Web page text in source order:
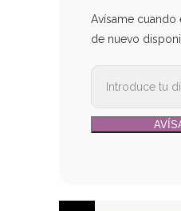
Avísame cuando
de nuevo